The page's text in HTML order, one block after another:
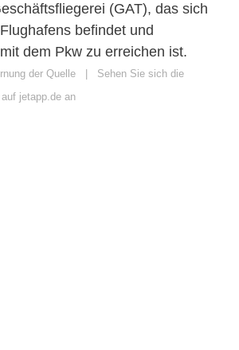
(GAT), das sich
befindet und
dem Pkw zu erreichen ist.
der Quelle
Sehen Sie sich die
jetapp.de an